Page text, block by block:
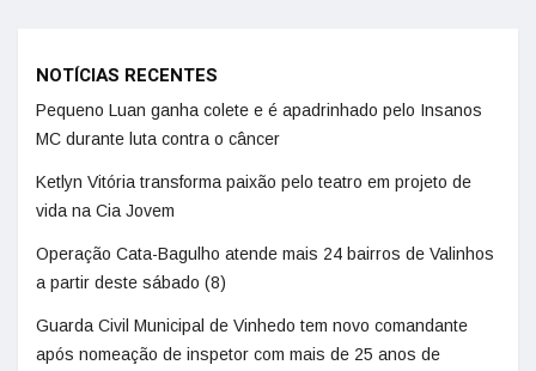
NOTÍCIAS RECENTES
Pequeno Luan ganha colete e é apadrinhado pelo Insanos
MC durante luta contra o câncer
Ketlyn Vitória transforma paixão pelo teatro em projeto de
vida na Cia Jovem
Operação Cata-Bagulho atende mais 24 bairros de Valinhos
a partir deste sábado (8)
Guarda Civil Municipal de Vinhedo tem novo comandante
após nomeação de inspetor com mais de 25 anos de